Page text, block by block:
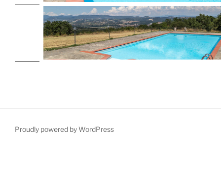
Proudly powered by WordPress